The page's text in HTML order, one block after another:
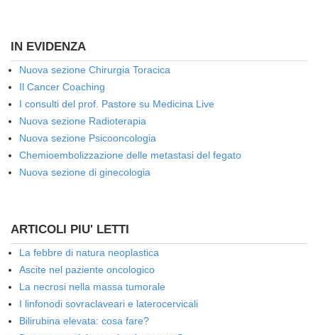
IN EVIDENZA
Nuova sezione Chirurgia Toracica
Il Cancer Coaching
I consulti del prof. Pastore su Medicina Live
Nuova sezione Radioterapia
Nuova sezione Psicooncologia
Chemioembolizzazione delle metastasi del fegato
Nuova sezione di ginecologia
ARTICOLI PIU' LETTI
La febbre di natura neoplastica
Ascite nel paziente oncologico
La necrosi nella massa tumorale
I linfonodi sovraclaveari e laterocervicali
Bilirubina elevata: cosa fare?